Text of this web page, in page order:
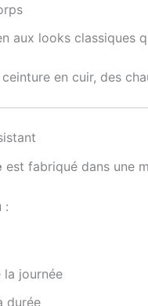
aux looks classiques
en cuir, des
est fabriqué dans une
:
journée
durée